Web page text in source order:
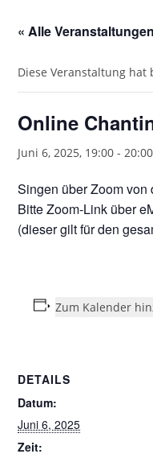
« Alle Veranstaltungen
Diese Veranstaltung
Online
Juni 6, 2025, 19:00 -20:00
Singen über Zoom von
Bitte Zoom-Link über
(dieser gilt für den
Zum Kalender
DETAILS
Datum:
Juni 6, 2025
Zeit: